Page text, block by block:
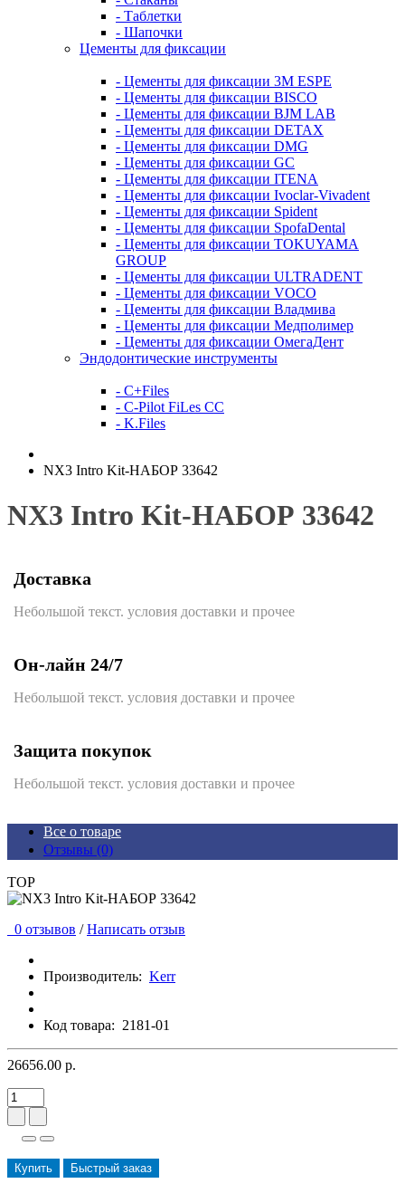
- Таблетки
- Шапочки
Цементы для фиксации
- Цементы для фиксации 3M ESPE
- Цементы для фиксации BISCO
- Цементы для фиксации BJM LAB
- Цементы для фиксации DETAX
- Цементы для фиксации DMG
- Цементы для фиксации GC
- Цементы для фиксации ITENA
- Цементы для фиксации Ivoclar-Vivadent
- Цементы для фиксации Spident
- Цементы для фиксации SpofaDental
- Цементы для фиксации TOKUYAMA
GROUP
- Цементы для фиксации ULTRADENT
- Цементы для фиксации VOCO
- Цементы для фиксации Владмива
- Цементы для фиксации Медполимер
- Цементы для фиксации ОмегаДент
Эндодонтические инструменты
- C+Files
- C-Pilot FiLes CC
- K.Files
NX3 Intro Kit-НАБОР 33642
NX3 Intro Kit-НАБОР 33642
Доставка
Небольшой текст. условия доставки и прочее
Он-лайн 24/7
Небольшой текст. условия доставки и прочее
Защита покупок
Небольшой текст. условия доставки и прочее
Все о товаре
Отзывы (0)
TOP
0 отзывов / Написать отзыв
Производитель: Kerr
Код товара: 2181-01
26656.00 р.
Купить Быстрый заказ